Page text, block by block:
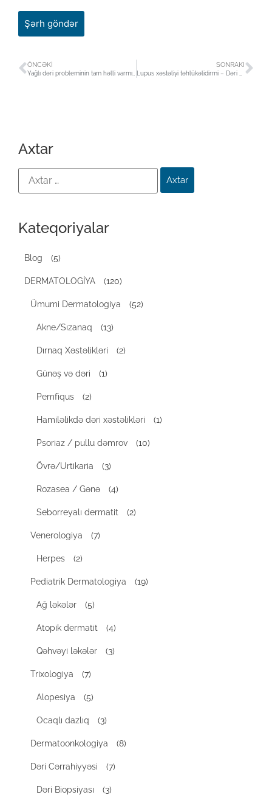
ÖNCƏKI SONRAKI
Axtar
Kateqoriyalar
Blog (5)
DERMATOLOGİYA (120)
Ümumi Dermatologiya (52)
Akne/Sızanaq (13)
Dırnaq Xəstəlikləri (2)
Günəş və dəri (1)
Pemfiqus (2)
Hamiləlikdə dəri xəstəlikləri (1)
Psoriaz / pullu dəmrov (10)
Övrə/Urtikaria (3)
Rozasea / Gənə (4)
Seborreyalı dermatit (2)
Venerologiya (7)
Herpes (2)
Pediatrik Dermatologiya (19)
Ağ ləkələr (5)
Atopik dermatit (4)
Qəhvəyi ləkələr (3)
Trixologiya (7)
Alopesiya (5)
Ocaqlı dazlıq (3)
Dermatoonkologiya (8)
Dəri Cərrahiyyəsi (7)
Dəri Biopsiyası (3)